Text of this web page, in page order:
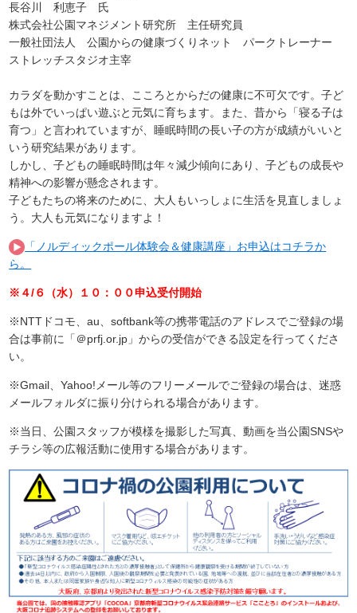
長谷川 利恵子 氏
株式会社公園マネジメント研究所 主任研究員
一般社団法人 公園からの健康づくりネット パークトレーナー
ストレッチスタジオ主宰
カラダを動かすことは、こころとからだの健康に不可欠です。子ど
もは外でいっぱい遊ぶと元気に育ちます。また、昔から「寝る子は
育つ」と言われていますが、睡眠時間の長い子の方が成績がいいと
いう研究結果があります。
しかし、子どもの睡眠時間は年々減少傾向にあり、子どもの成長や
精神への影響が懸念されます。
子どもたちの将来のために、大人もいっしょに生活を見直しましょ
う。大人も元気になりますよ！
「ノルディックポール体験会＆健康講座」お申込はコチラか
ら。
※４/６（水）１０：００申込受付開始
※NTTドコモ、au、softbank等の携帯電話のアドレスでご登録の場
合は事前に「＠prfj.or.jp」からの受信ができる設定を行ってくださ
い。
※Gmail、Yahoo!メール等のフリーメールでご登録の場合は、迷惑
メールフォルダに振り分けられる場合があります。
※当日、公園スタッフが模様を撮影した写真、動画を当公園SNSや
チラシ等の広報活動に使用する場合があります。